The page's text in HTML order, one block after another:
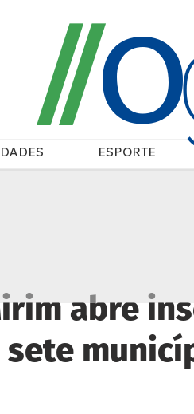
ESPORTE
//O
abre
sete